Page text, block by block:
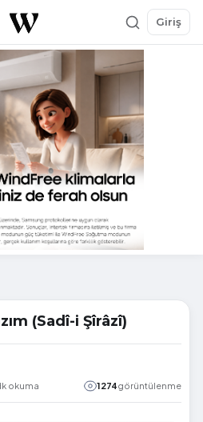
Giriş
(Sadî-i Şîrâzî)
okuma 1274görüntülenme